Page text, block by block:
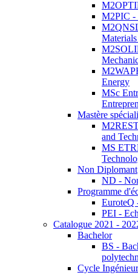
M2PIC -
Energy
MSc
Mastère
and
MS
Non Diplomant
ND -
Programme
EuroteQ
PEI -
Catalogue 2021 -
Bachelor
BS -
Cycle Ingénieur